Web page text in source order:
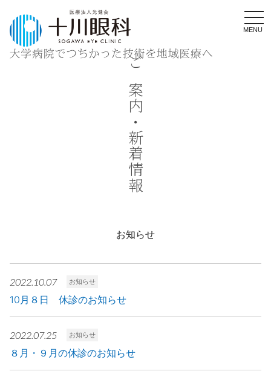
MENU
ご案内・新着情報
お知らせ
2022.10.07 お知らせ
10月８日 休診のお知らせ
2022.07.25 お知らせ
８月・９月の休診のお知らせ